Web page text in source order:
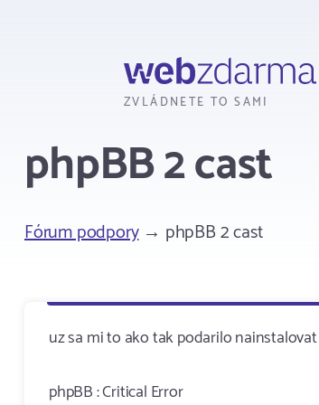
ZVLÁDNETE TO SAMI
phpBB 2 cast
Fórum podpory→ phpBB 2 cast
uz sa mi to ako tak podarilo
phpBB : Critical Error